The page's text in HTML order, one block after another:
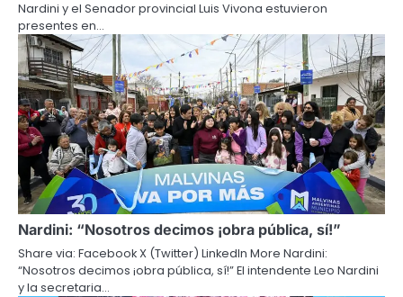
Nardini y el Senador provincial Luis Vivona estuvieron
presentes en…
Nardini: “Nosotros decimos ¡obra pública, sí!”
Share via: Facebook X (Twitter) LinkedIn More Nardini:
“Nosotros decimos ¡obra pública, sí!” El intendente Leo Nardini
y la secretaria…